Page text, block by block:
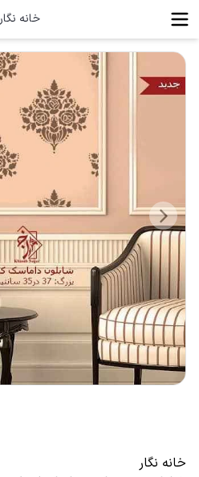
خانه نگار
خانه نگار